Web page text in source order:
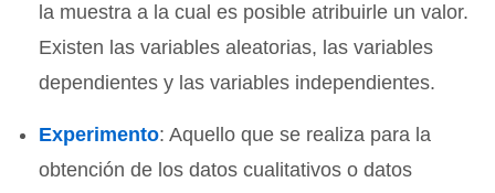
la muestra a la cual es posible atribuirle un valor.
Existen las variables aleatorias, las variables
dependientes y las variables independientes.
Experimento: Aquello que se realiza para la
obtención de los datos cualitativos o datos